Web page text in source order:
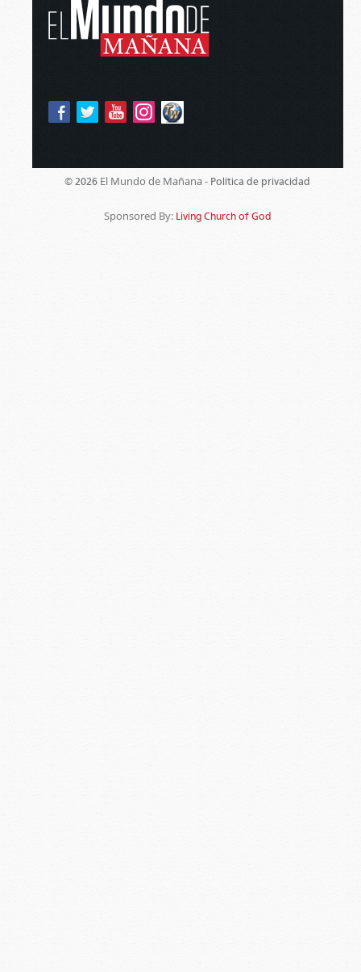
© 2026 El Mundo de Mañana - Política de privacidad
Sponsored By: Living Church of God